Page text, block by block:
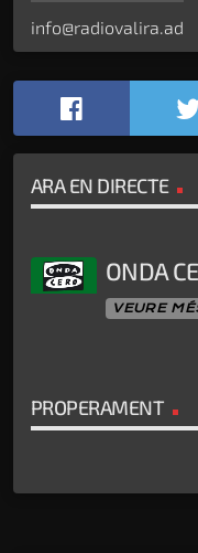
info@radiovalira.ad
ARA EN DIRECTE
ONDA
VEURE
PROPERAMENT